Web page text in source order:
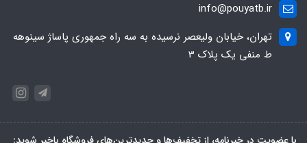
info@pouyatb.ir
تهران، خیابان ولیعصر نرسیده به سه راه جمهوری پاساژ سینوهه
ط منفی یک پلاک 3